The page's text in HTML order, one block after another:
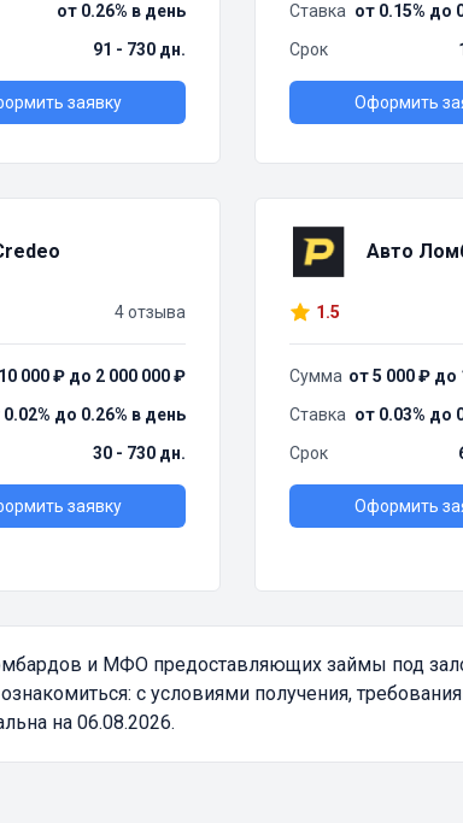
от 0.26% в день
91 - 730 дн.
заявку
Ставка от 0.15% до
Срок
Оформить
4 отзыва
000 ₽ до 2 000 000 ₽
0.02% до 0.26% в день
30 - 730 дн.
заявку
Авто
1.5
Сумма от 5 000 ₽ до
Ставка от 0.03% до
Срок
Оформить
и МФО предоставляющих займы под
с условиями получения,
на 06.08.2026.